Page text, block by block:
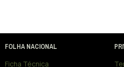
FOLHA NACIONAL
Ficha Técnica